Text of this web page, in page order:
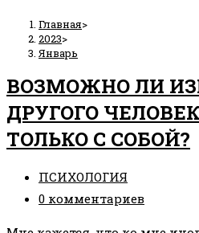
Главная>
2023>
Январь
ВОЗМОЖНО ЛИ
ДРУГОГО
ТОЛЬКО С СОБОЙ?
Рубрика
записи:
ПСИХОЛОГИЯ
Комментарии
0 комментариев